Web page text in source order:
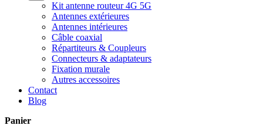
Kit antenne routeur 4G 5G
Antennes extérieures
Antennes intérieures
Câble coaxial
Répartiteurs & Coupleurs
Connecteurs & adaptateurs
Fixation murale
Autres accessoires
Contact
Blog
Panier